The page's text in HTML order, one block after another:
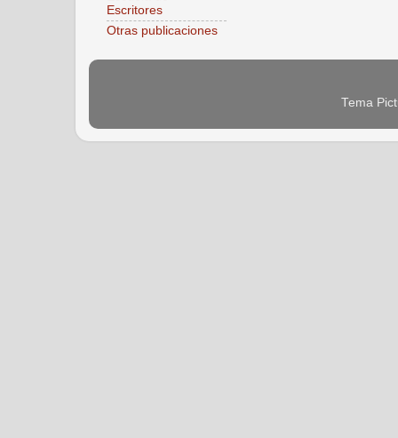
Escritores
Otras publicaciones
Tema